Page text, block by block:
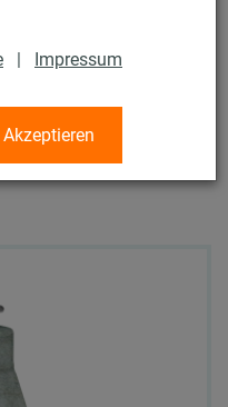
| Impressum
Akzeptieren